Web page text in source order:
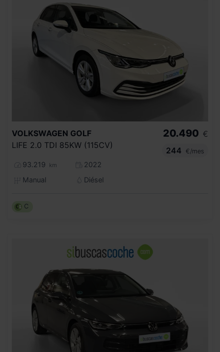
VOLKSWAGEN GOLF
LIFE 2.0 TDI 85KW (115CV)
93.219 km
2022
Manual
Diésel
20.490 €
244
€/mes
C